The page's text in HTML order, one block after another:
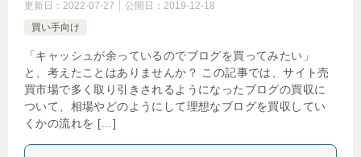
更新日： 2022-07-27 公開日： 2019-12-18
買い手向け
「キャッシュが余っているのでブログを買ってみたい」
と、考えたことはありませんか？ この記事では、サイト売
買市場で多く取り引きされるようになったブログの買収に
ついて、相場やどのようにして理想なブログを買収してい
くかの流れを […]